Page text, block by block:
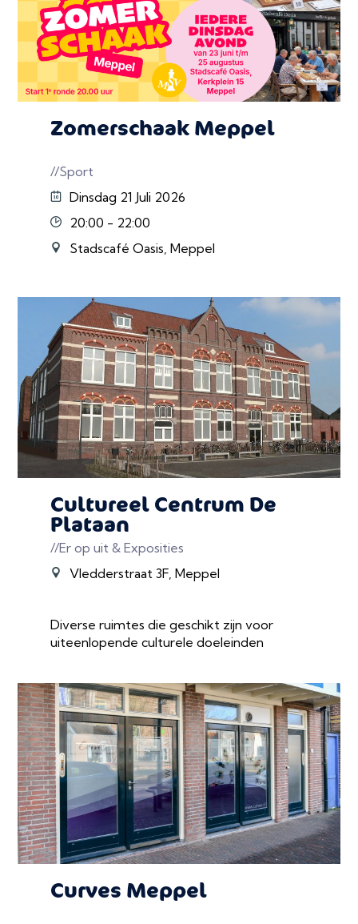
Zomerschaak Meppel
//Sport
Dinsdag 21 Juli 2026
20:00 - 22:00
Stadscafé Oasis, Meppel
Cultureel Centrum De
Plataan
//Er op uit & Exposities
Vledderstraat 3F, Meppel
Diverse ruimtes die geschikt zijn voor
uiteenlopende culturele doeleinden
Curves Meppel